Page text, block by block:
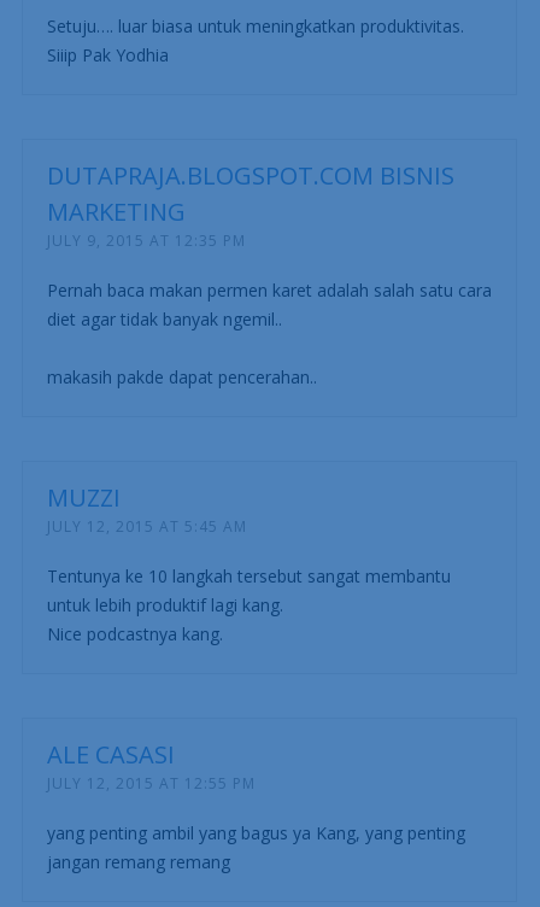
Setuju…. luar biasa untuk meningkatkan produktivitas.
Siiip Pak Yodhia
DUTAPRAJA.BLOGSPOT.COM BISNIS
MARKETING
JULY 9, 2015 AT 12:35 PM
Pernah baca makan permen karet adalah salah satu cara
diet agar tidak banyak ngemil..
makasih pakde dapat pencerahan..
MUZZI
JULY 12, 2015 AT 5:45 AM
Tentunya ke 10 langkah tersebut sangat membantu
untuk lebih produktif lagi kang.
Nice podcastnya kang.
ALE CASASI
JULY 12, 2015 AT 12:55 PM
yang penting ambil yang bagus ya Kang, yang penting
jangan remang remang